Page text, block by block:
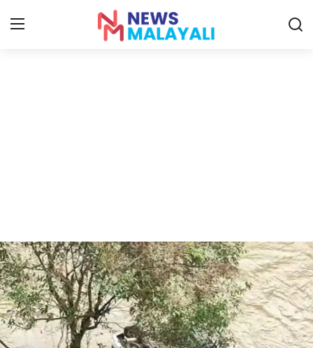
Entertainment
Sports
Food
Gulf News